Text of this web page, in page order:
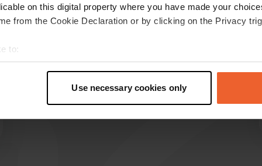
on this digital property where you have made your
from the Cookie Declaration or by clicking on the Privacy
to:
geographical location which can be accurate to within
personal data is processed and set your preferences in the
content and ads, to provide social media features and to
Use necessary cookies only
cp12345
avr. 2026
SUR LA PORTE